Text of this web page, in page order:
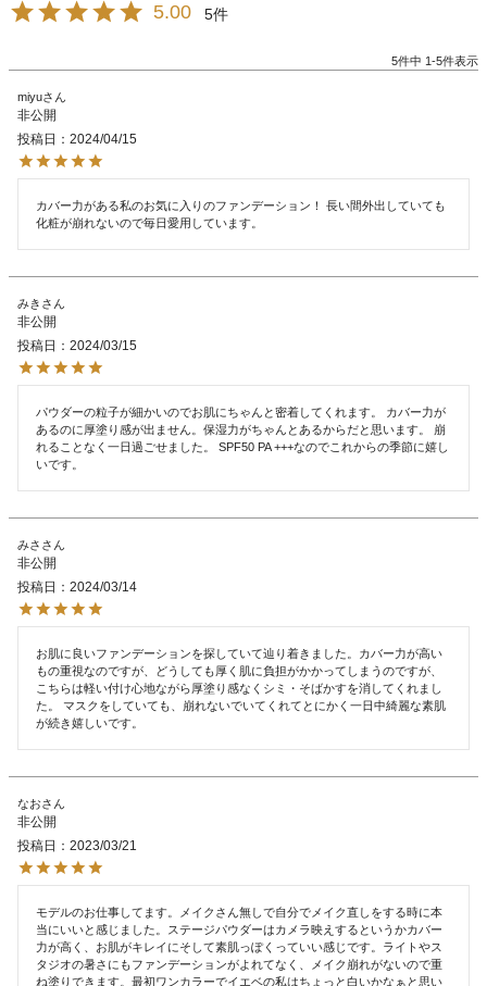
5.00 5
5件中 1-5件表示
miyu
非公開
投稿日
2024/04/15
カバー力がある私のお気に入りのファンデーション！ 長い間外出していても
化粧が崩れないので毎日愛用しています。
みき
非公開
投稿日
2024/03/15
パウダーの粒子が細かいのでお肌にちゃんと密着してくれます。 カバー力が
あるのに厚塗り感が出ません。保湿力がちゃんとあるからだと思います。 崩
れることなく一日過ごせました。 SPF50 PA +++なのでこれからの季節に嬉し
いです。
みさ
非公開
投稿日
2024/03/14
お肌に良いファンデーションを探していて辿り着きました。カバー力が高い
もの重視なのですが、どうしても厚く肌に負担がかかってしまうのですが、
こちらは軽い付け心地ながら厚塗り感なくシミ・そばかすを消してくれまし
た。 マスクをしていても、崩れないでいてくれてとにかく一日中綺麗な素肌
が続き嬉しいです。
なお
非公開
投稿日
2023/03/21
モデルのお仕事してます。メイクさん無しで自分でメイク直しをする時に本
当にいいと感じました。ステージパウダーはカメラ映えするというかカバー
力が高く、お肌がキレイにそして素肌っぽくっていい感じです。ライトやス
タジオの暑さにもファンデーションがよれてなく、メイク崩れがないので重
ね塗りできます。最初ワンカラーでイエベの私はちょっと白いかなぁと思い